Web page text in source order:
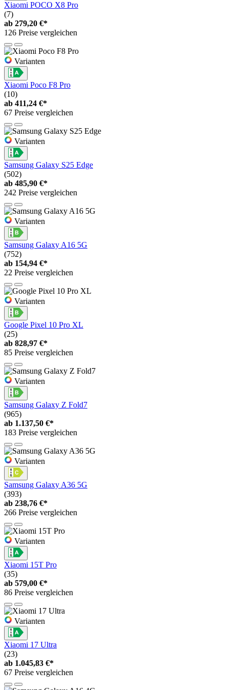
Xiaomi POCO X8 Pro
(7)
ab 279,20 €*
126 Preise vergleichen
Varianten
Xiaomi Poco F8 Pro
(10)
ab 411,24 €*
67 Preise vergleichen
Varianten
Samsung Galaxy S25 Edge
(502)
ab 485,90 €*
242 Preise vergleichen
Varianten
Samsung Galaxy A16 5G
(752)
ab 154,94 €*
22 Preise vergleichen
Varianten
Google Pixel 10 Pro XL
(25)
ab 828,97 €*
85 Preise vergleichen
Varianten
Samsung Galaxy Z Fold7
(965)
ab 1.137,50 €*
183 Preise vergleichen
Varianten
Samsung Galaxy A36 5G
(393)
ab 238,76 €*
266 Preise vergleichen
Varianten
Xiaomi 15T Pro
(35)
ab 579,00 €*
86 Preise vergleichen
Varianten
Xiaomi 17 Ultra
(23)
ab 1.045,83 €*
67 Preise vergleichen